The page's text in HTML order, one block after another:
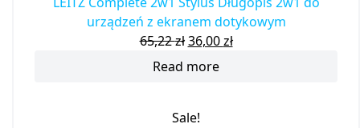
urządzeń z ekranem dotykowym
65,22zł 36,00zł
Read more
Sale!